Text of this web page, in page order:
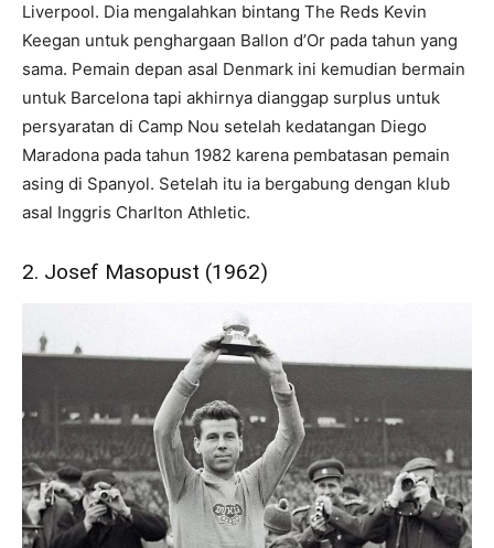
Liverpool. Dia mengalahkan bintang The Reds Kevin
Keegan untuk penghargaan Ballon d’Or pada tahun yang
sama. Pemain depan asal Denmark ini kemudian bermain
untuk Barcelona tapi akhirnya dianggap surplus untuk
persyaratan di Camp Nou setelah kedatangan Diego
Maradona pada tahun 1982 karena pembatasan pemain
asing di Spanyol. Setelah itu ia bergabung dengan klub
asal Inggris Charlton Athletic.
2. Josef Masopust (1962)